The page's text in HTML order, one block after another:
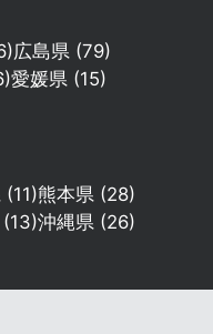
広島県 (79)
愛媛県 (15)
(11)熊本県 (28)
沖縄県 (26)